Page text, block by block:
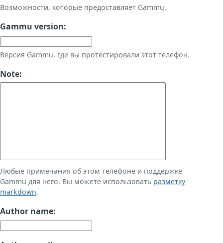
Возможности, которые предоставляет Gammu.
Gammu version:
Версия Gammu, где вы протестировали этот телефон.
Note:
Любые примечания об этом телефоне и поддержке
Gammu для него. Вы можете использовать разметку
markdown.
Author name: